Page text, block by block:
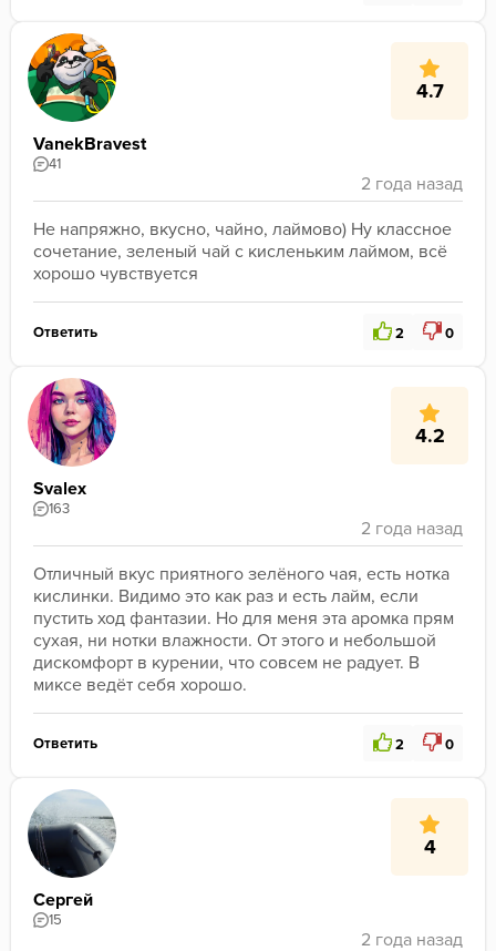
4.7
VanekBravest
41
Не напряжно, вкусно, чайно, лаймово) Ну классное
сочетание, зеленый чай с кисленьким лаймом, всё
хорошо чувствуется
Ответить 2 0
4.2
Svalex
163
Отличный вкус приятного зелёного чая, есть нотка
кислинки. Видимо это как раз и есть лайм, если
пустить ход фантазии. Но для меня эта аромка прям
сухая, ни нотки влажности. От этого и небольшой
дискомфорт в курении, что совсем не радует. В
миксе ведёт себя хорошо.
Ответить 2 0
4
Сергей
15